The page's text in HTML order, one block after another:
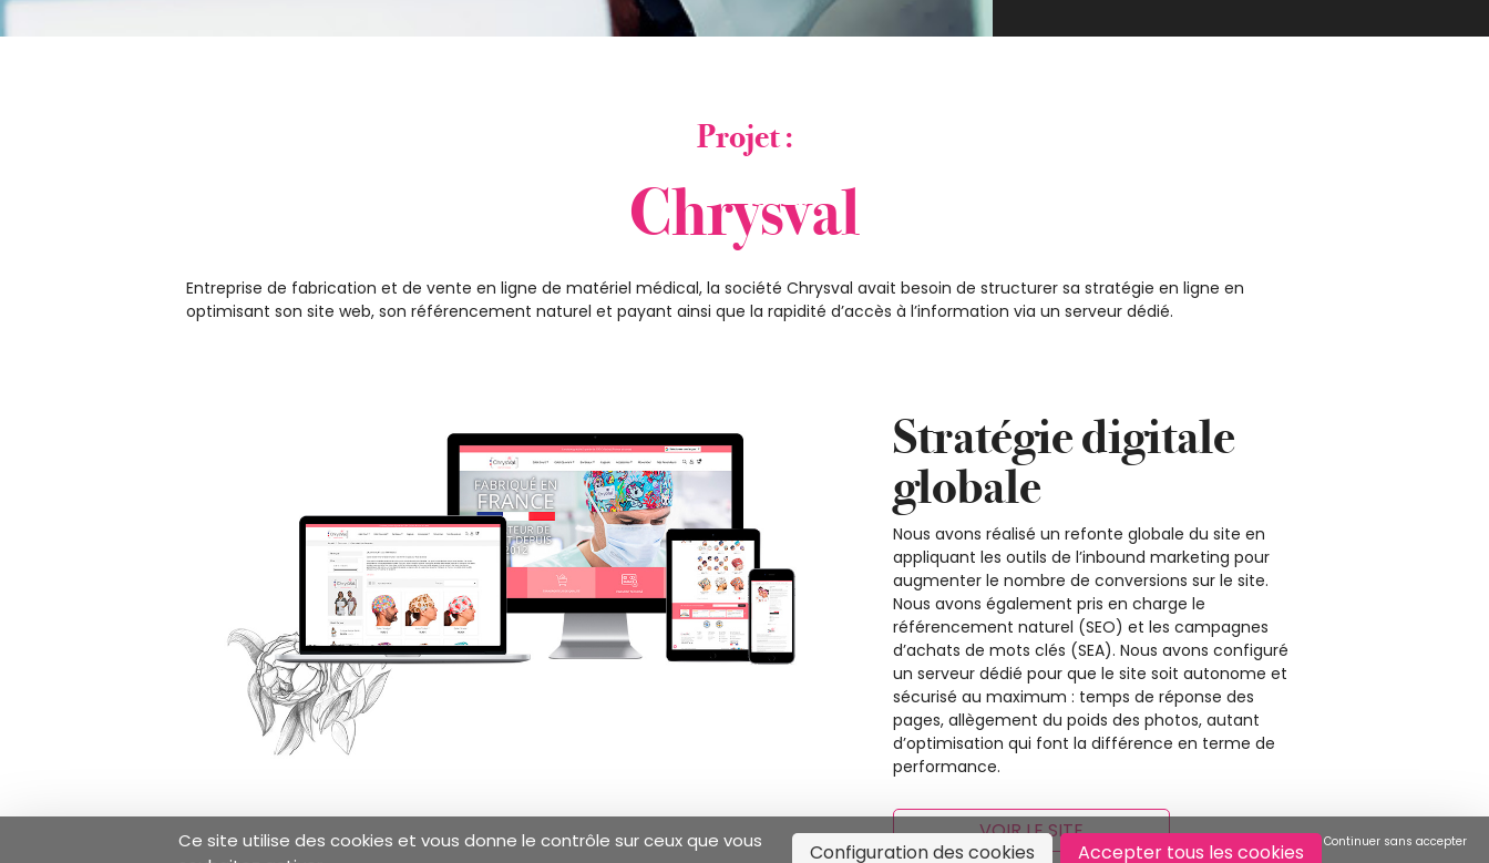
Projet :
Chrysval
Entreprise de fabrication et de vente en ligne de matériel médical, la société Chrysval avait besoin de structurer sa stratégie en ligne en
optimisant son site web, son référencement naturel et payant ainsi que la rapidité d’accès à l’information via un serveur dédié.
Stratégie digitale
globale
Nous avons réalisé un refonte globale du site en
appliquant les outils de l’inbound marketing pour
augmenter le nombre de conversions sur le site.
Nous avons également pris en charge le
référencement naturel (SEO) et les campagnes
d’achats de mots clés (SEA). Nous avons configuré
un serveur dédié pour que le site soit autonome et
sécurisé au maximum : temps de réponse des
pages, allègement du poids des photos, autant
d’optimisation qui font la différence en terme de
performance.
VOIR LE SITE
Ce site utilise des cookies et vous donne le contrôle sur ceux que vous
Accepter tous les cookies Continuer sans accepter
Configuration des cookies